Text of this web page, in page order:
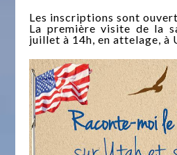
Les inscriptions sont
La première visite de la
juillet à 14h, en attelage, à